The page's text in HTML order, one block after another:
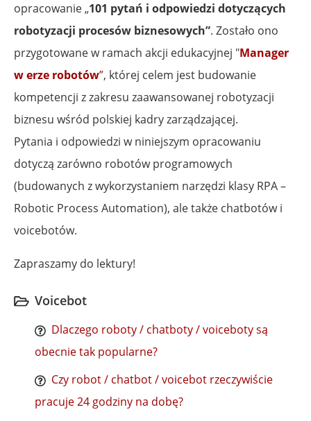
opracowanie „101 pytań i odpowiedzi dotyczących
robotyzacji procesów biznesowych”. Zostało ono
przygotowane w ramach akcji edukacyjnej "Manager
w erze robotów”, której celem jest budowanie
kompetencji z zakresu zaawansowanej robotyzacji
biznesu wśród polskiej kadry zarządzającej.
Pytania i odpowiedzi w niniejszym opracowaniu
dotyczą zarówno robotów programowych
(budowanych z wykorzystaniem narzędzi klasy RPA –
Robotic Process Automation), ale także chatbotów i
voicebotów.
Zapraszamy do lektury!
Voicebot
Dlaczego roboty / chatboty / voiceboty są
obecnie tak popularne?
Czy robot / chatbot / voicebot rzeczywiście
pracuje 24 godziny na dobę?